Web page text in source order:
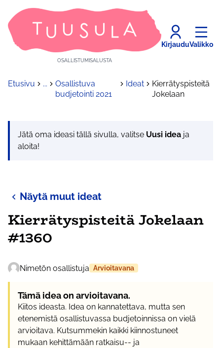
OSALLISTUMISALUSTA
KirjauduValikko
Etusivu ...
Osallistuva
budjetointi 2021
Ideat
Kierrätyspisteitä
Jokelaan
Jätä oma ideasi tällä sivulla, valitse Uusi idea ja
aloita!
Näytä muut ideat
Kierrätyspisteitä Jokelaan
#1360
Nimetön osallistuja Arvioitavana
Tämä idea on arvioitavana.
Kiitos ideasta. Idea on kannatettava, mutta sen
etenemistä osallistuvassa budjetoinnissa on vielä
arvioitava. Kutsummekin kaikki kiinnostuneet
mukaan kehittämään ratkaisu-- ja